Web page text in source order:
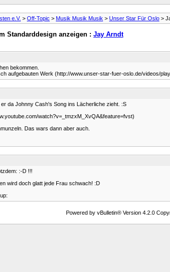
e.V. > Off-Topic > Musik Musik Musik > Unser Star Für Oslo >
Standarddesign anzeigen : Jay Arndt
bekommen.
aufgebauten Werk (http://www.unser-star-fuer-oslo.de/videos/
da Johnny Cash's Song ins Lächerliche zieht. :S
watch?v=_tmzxM_XvQA&feature=fvst)
Das wars dann aber auch.
:-D !!!
wird doch glatt jede Frau schwach! :D
Powered by vBulletin® Version 4.2.0